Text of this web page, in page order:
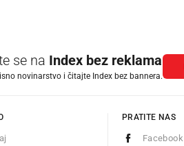
se na Index bez reklama
novinarstvo i čitajte Index bez bannera.
PRATITE NAS
Facebook